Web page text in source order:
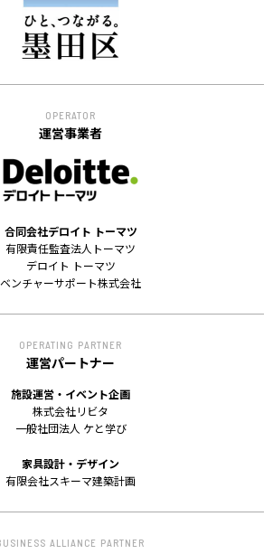
OPERATOR
運営事業者
合同会社デロイト トーマツ
有限責任監査法人トーマツ
デロイト トーマツ
ベンチャーサポート株式会社
OPERATING PARTNER
運営パートナー
施設運営・イベント企画
株式会社リビタ
一般社団法人 ケと学び
家具設計・デザイン
有限会社スキーマ建築計画
ALLIANCE PARTNER